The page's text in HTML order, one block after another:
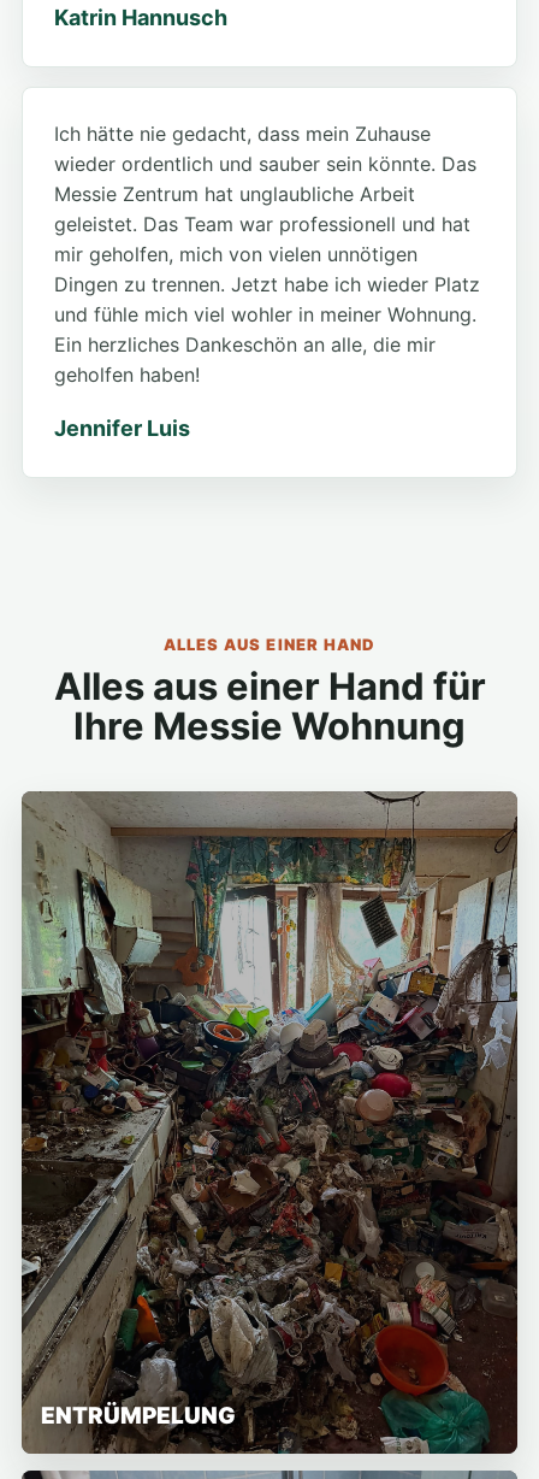
Katrin Hannusch
Ich hätte nie gedacht, dass mein Zuhause
wieder ordentlich und sauber sein könnte. Das
Messie Zentrum hat unglaubliche Arbeit
geleistet. Das Team war professionell und hat
mir geholfen, mich von vielen unnötigen
Dingen zu trennen. Jetzt habe ich wieder Platz
und fühle mich viel wohler in meiner Wohnung.
Ein herzliches Dankeschön an alle, die mir
geholfen haben!
Jennifer Luis
ALLES AUS EINER HAND
Alles aus einer Hand für
Ihre Messie Wohnung
ENTRÜMPELUNG